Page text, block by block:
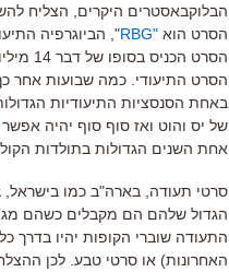
הבלוקבאסטרים היקרים
הצליח
הסרט הוא "
RBG
", הביוגרפיה
הסרט הכניס בסופו של דבר 14
הסרט התיעודי כמה שבועות אחר
באחת הסנסציות התיעודיות
של יס והוט ואז סוף סוף יהיה
אחת השנים הגדולות בתולדות
סרטי תעודה בארה"ב כמו בישראל
הגדול שלהם הם מקבלים כשהם
התעודה שוברי הקופות יהיו בדרך
האחרונות) או סרטי טבע לכן